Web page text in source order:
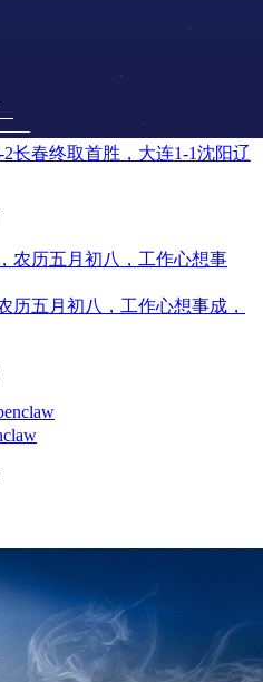
长春终取首胜，大连1-1沈阳辽
历五月初八，工作心想事成，